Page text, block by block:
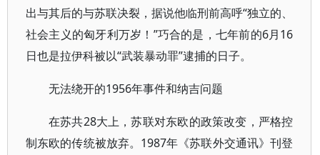
出与其后的与苏联决裂，据说他临刑前高呼“独立的、
社会主义的匈牙利万岁！”巧合的是，七年前的6月16
日也是拉伊科被以“武装暴动罪”逮捕的日子。
无法绕开的1956年事件和纳吉问题
在苏共28大上，苏联对东欧的政策改变，严格控
制东欧的传统被放弃。1987年《苏联外交通讯》刊登